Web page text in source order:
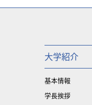
大学紹介
基本情報
学長挨拶